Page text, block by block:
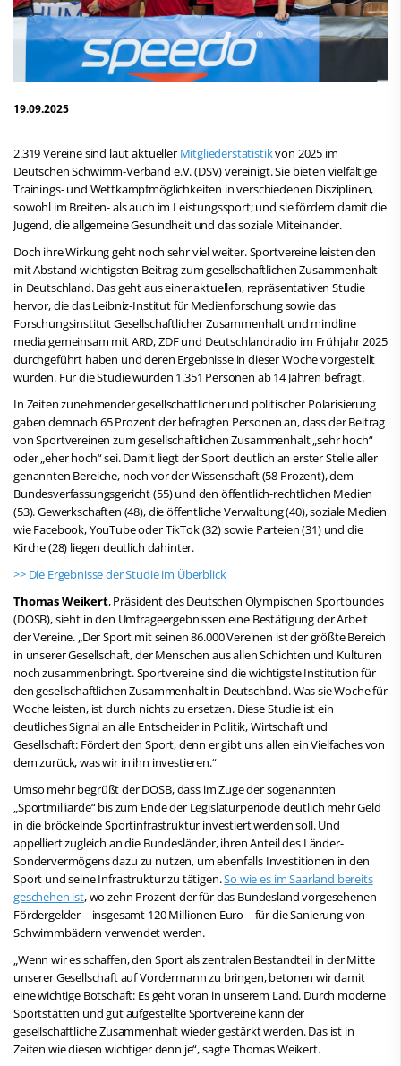
19.09.2025
2.319 Vereine sind laut aktueller Mitgliederstatistikvon 2025 im
Deutschen Schwimm-Verband e.V. (DSV) vereinigt. Sie bieten vielfältige
Trainings- und Wettkampfmöglichkeiten in verschiedenen Disziplinen,
sowohl im Breiten- als auch im Leistungssport; und sie fördern damit die
Jugend, die allgemeine Gesundheit und das soziale Miteinander.
Doch ihre Wirkung geht noch sehr viel weiter. Sportvereine leisten den
mit Abstand wichtigsten Beitrag zum gesellschaftlichen Zusammenhalt
in Deutschland. Das geht aus einer aktuellen, repräsentativen Studie
hervor, die das Leibniz-Institut für Medienforschung sowie das
Forschungsinstitut Gesellschaftlicher Zusammenhalt und mindline
media gemeinsam mit ARD, ZDF und Deutschlandradio im Frühjahr 2025
durchgeführt haben und deren Ergebnisse in dieser Woche vorgestellt
wurden. Für die Studie wurden 1.351 Personen ab 14 Jahren befragt.
In Zeiten zunehmender gesellschaftlicher und politischer Polarisierung
gaben demnach 65 Prozent der befragten Personen an, dass der Beitrag
von Sportvereinen zum gesellschaftlichen Zusammenhalt „sehr hoch“
oder „eher hoch“ sei. Damit liegt der Sport deutlich an erster Stelle aller
genannten Bereiche, noch vor der Wissenschaft (58 Prozent), dem
Bundesverfassungsgericht (55) und den öffentlich-rechtlichen Medien
(53). Gewerkschaften (48), die öffentliche Verwaltung (40), soziale Medien
wie Facebook, YouTube oder TikTok (32) sowie Parteien (31) und die
Kirche (28) liegen deutlich dahinter.
>> Die Ergebnisse der Studie im Überblick
Thomas Weikert, Präsident des Deutschen Olympischen Sportbundes
(DOSB), sieht in den Umfrageergebnissen eine Bestätigung der Arbeit
der Vereine. „Der Sport mit seinen 86.000 Vereinen ist der größte Bereich
in unserer Gesellschaft, der Menschen aus allen Schichten und Kulturen
noch zusammenbringt. Sportvereine sind die wichtigste Institution für
den gesellschaftlichen Zusammenhalt in Deutschland. Was sie Woche für
Woche leisten, ist durch nichts zu ersetzen. Diese Studie ist ein
deutliches Signal an alle Entscheider in Politik, Wirtschaft und
Gesellschaft: Fördert den Sport, denn er gibt uns allen ein Vielfaches von
dem zurück, was wir in ihn investieren.“
Umso mehr begrüßt der DOSB, dass im Zuge der sogenannten
„Sportmilliarde“ bis zum Ende der Legislaturperiode deutlich mehr Geld
in die bröckelnde Sportinfrastruktur investiert werden soll. Und
appelliert zugleich an die Bundesländer, ihren Anteil des Länder-
Sondervermögens dazu zu nutzen, um ebenfalls Investitionen in den
Sport und seine Infrastruktur zu tätigen.So wie es im Saarland bereits
geschehen ist, wozehn Prozent der für das Bundesland vorgesehenen
Fördergelder – insgesamt 120 Millionen Euro – für die Sanierung von
Schwimmbädern verwendet werden.
„Wenn wir es schaffen, den Sport als zentralen Bestandteil in der Mitte
unserer Gesellschaft auf Vordermann zu bringen, betonen wir damit
eine wichtige Botschaft: Es geht voran in unserem Land. Durch moderne
Sportstätten und gut aufgestellte Sportvereine kann der
gesellschaftliche Zusammenhalt wieder gestärkt werden. Das ist in
Zeiten wie diesen wichtiger denn je“, sagte Thomas Weikert.